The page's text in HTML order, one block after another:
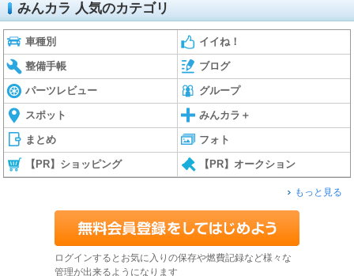
みんカラ 人気のカテゴリ
車種別 イイね！
整備手帳 ブログ
パーツレビュー グループ
スポット みんカラ＋
まとめ フォト
【PR】ショッピング 【PR】オークション
もっと見る
ログインするとお気に入りの保存や燃費記録など様々な
管理が出来るようになります